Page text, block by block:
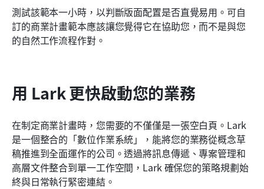
測試該範本一小時，以判斷版面配置是否直覺易用。可自
訂的商業計畫範本應該讓您覺得它在協助您，而不是與您
的自然工作流程作對。
用 Lark 更快啟動您的業務
在制定商業計畫時，您需要的不僅僅是一張空白頁。Lark
是一個整合的「數位作業系統」，能將您的業務從概念草
稿推進到全面運作的公司。透過將訊息傳遞、專案管理和
高層文件整合到單一工作空間，Lark 確保您的策略規劃始
終與日常執行緊密連結。